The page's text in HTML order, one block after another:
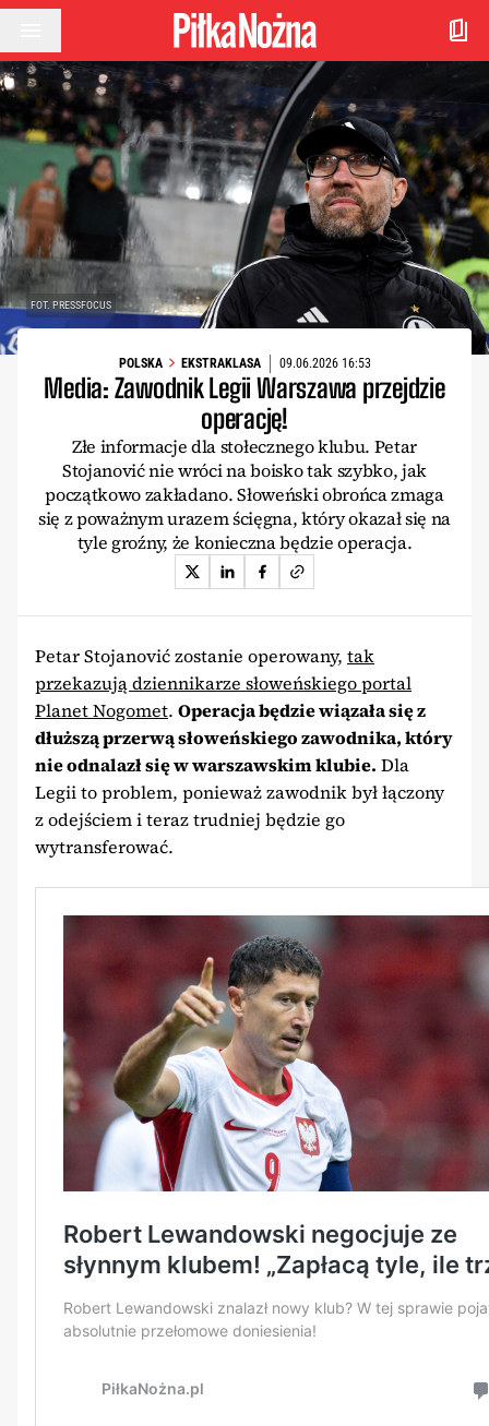
Przejdź do treści
FOT. PRESSFOCUS
POLSKA EKSTRAKLASA 09.06.2026 16:53
Media: Zawodnik Legii Warszawa przejdzie
operację!
Złe informacje dla stołecznego klubu. Petar
Stojanović nie wróci na boisko tak szybko, jak
początkowo zakładano. Słoweński obrońca zmaga
się z poważnym urazem ścięgna, który okazał się na
tyle groźny, że konieczna będzie operacja.
Petar Stojanović zostanie operowany, tak
przekazują dziennikarze słoweńskiego portal
Planet Nogomet. Operacja będzie wiązała się z
dłuższą przerwą słoweńskiego zawodnika, który
nie odnalazł się w warszawskim klubie. Dla
Legii to problem, ponieważ zawodnik był łączony
z odejściem i teraz trudniej będzie go
wytransferować.